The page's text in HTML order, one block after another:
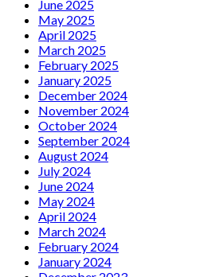
June 2025
May 2025
April 2025
March 2025
February 2025
January 2025
December 2024
November 2024
October 2024
September 2024
August 2024
July 2024
June 2024
May 2024
April 2024
March 2024
February 2024
January 2024